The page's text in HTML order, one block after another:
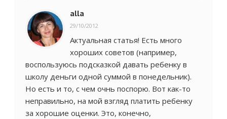
alla
29/10/2012
Актуальная статья! Есть много
хороших советов (например,
воспользуюсь подсказкой давать ребенку в
школу деньги одной суммой в понедельник).
Но есть и то, с чем очнь поспорю. Вот как-то
неправильно, на мой взгляд платить ребенку
за хорошие оценки. Это, конечно,